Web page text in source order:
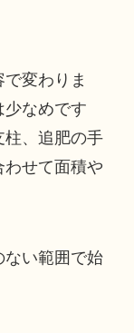
変わりま
なめです
柱、追肥の手
わせて面積や
ない範囲で始